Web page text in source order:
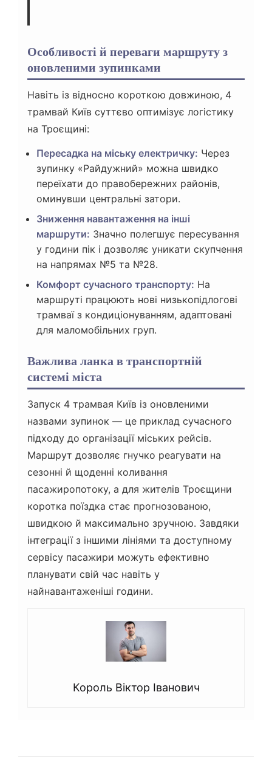
Особливості й переваги маршруту з
оновленими зупинками
Навіть із відносно короткою довжиною, 4
трамвай Київ суттєво оптимізує логістику
на Троєщині:
Пересадка на міську електричку: Через
зупинку «Райдужний» можна швидко
переїхати до правобережних районів,
оминувши центральні затори.
Зниження навантаження на інші
маршрути: Значно полегшує пересування
у години пік і дозволяє уникати скупчення
на напрямах №5 та №28.
Комфорт сучасного транспорту: На
маршруті працюють нові низькопідлогові
трамваї з кондиціонуванням, адаптовані
для маломобільних груп.
Важлива ланка в транспортній
системі міста
Запуск 4 трамвая Київ із оновленими
назвами зупинок — це приклад сучасного
підходу до організації міських рейсів.
Маршрут дозволяє гнучко реагувати на
сезонні й щоденні коливання
пасажиропотоку, а для жителів Троєщини
коротка поїздка стає прогнозованою,
швидкою й максимально зручною. Завдяки
інтеграції з іншими лініями та доступному
сервісу пасажири можуть ефективно
планувати свій час навіть у
найнавантаженіші години.
Король Віктор Іванович